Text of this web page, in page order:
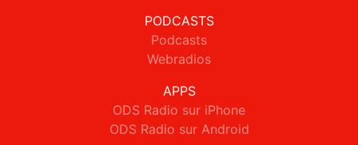
PODCASTS
Podcasts
Webradios
APPS
ODS Radio sur iPhone
ODS Radio sur Android